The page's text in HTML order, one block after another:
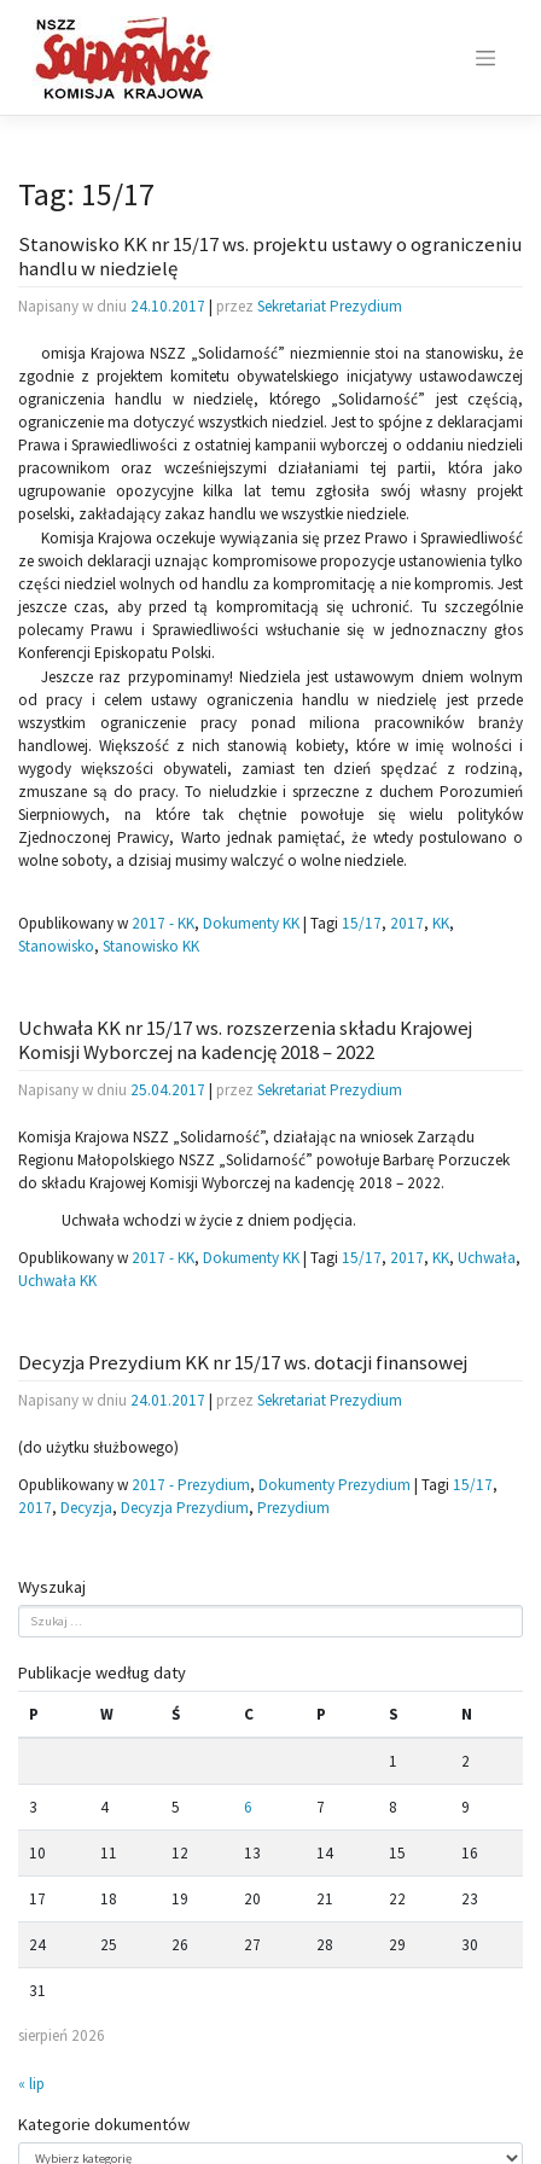
content
Tag: 15/17
Stanowisko KK nr 15/17 ws. projektu ustawy o ograniczeniu
handlu w niedzielę
Napisany w dniu 24.10.2017 | przez Sekretariat Prezydium
omisja Krajowa NSZZ „Solidarność” niezmiennie stoi na stanowisku, że
zgodnie z projektem komitetu obywatelskiego inicjatywy ustawodawczej
ograniczenia handlu w niedzielę, którego „Solidarność” jest częścią,
ograniczenie ma dotyczyć wszystkich niedziel. Jest to spójne z deklaracjami
Prawa i Sprawiedliwości z ostatniej kampanii wyborczej o oddaniu niedzieli
pracownikom oraz wcześniejszymi działaniami tej partii, która jako
ugrupowanie opozycyjne kilka lat temu zgłosiła swój własny projekt
poselski, zakładający zakaz handlu we wszystkie niedziele.
Komisja Krajowa oczekuje wywiązania się przez Prawo i Sprawiedliwość
ze swoich deklaracji uznając kompromisowe propozycje ustanowienia tylko
części niedziel wolnych od handlu za kompromitację a nie kompromis. Jest
jeszcze czas, aby przed tą kompromitacją się uchronić. Tu szczególnie
polecamy Prawu i Sprawiedliwości wsłuchanie się w jednoznaczny głos
Konferencji Episkopatu Polski.
Jeszcze raz przypominamy! Niedziela jest ustawowym dniem wolnym
od pracy i celem ustawy ograniczenia handlu w niedzielę jest przede
wszystkim ograniczenie pracy ponad miliona pracowników branży
handlowej. Większość z nich stanowią kobiety, które w imię wolności i
wygody większości obywateli, zamiast ten dzień spędzać z rodziną,
zmuszane są do pracy. To nieludzkie i sprzeczne z duchem Porozumień
Sierpniowych, na które tak chętnie powołuje się wielu polityków
Zjednoczonej Prawicy, Warto jednak pamiętać, że wtedy postulowano o
wolne soboty, a dzisiaj musimy walczyć o wolne niedziele.
Opublikowany w 2017 - KK, Dokumenty KK| Tagi 15/17, 2017, KK,
Stanowisko, Stanowisko KK
Uchwała KK nr 15/17 ws. rozszerzenia składu Krajowej
Komisji Wyborczej na kadencję 2018 – 2022
Napisany w dniu 25.04.2017 | przez Sekretariat Prezydium
Komisja Krajowa NSZZ „Solidarność”, działając na wniosek Zarządu
Regionu Małopolskiego NSZZ „Solidarność” powołuje Barbarę Porzuczek
do składu Krajowej Komisji Wyborczej na kadencję 2018 – 2022.
Uchwała wchodzi w życie z dniem podjęcia.
Opublikowany w 2017 - KK, Dokumenty KK| Tagi 15/17, 2017, KK, Uchwała,
Uchwała KK
Decyzja Prezydium KK nr 15/17 ws. dotacji finansowej
Napisany w dniu 24.01.2017 | przez Sekretariat Prezydium
(do użytku służbowego)
Opublikowany w 2017 - Prezydium, Dokumenty Prezydium | Tagi 15/17,
2017, Decyzja, Decyzja Prezydium, Prezydium
Wyszukaj
Publikacje według daty
sierpień 2026
P W Ś C P S N
1 2
3 4 5 6 7 8 9
10 11 12 13 14 15 16
17 18 19 20 21 22 23
24 25 26 27 28 29 30
31
« lip
Kategorie dokumentów
Kategorie